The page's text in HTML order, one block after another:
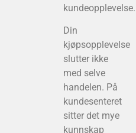
kundeopplevelse.
Din
kjøpsopplevelse
slutter ikke
med selve
handelen. På
kundesenteret
sitter det mye
kunnskap